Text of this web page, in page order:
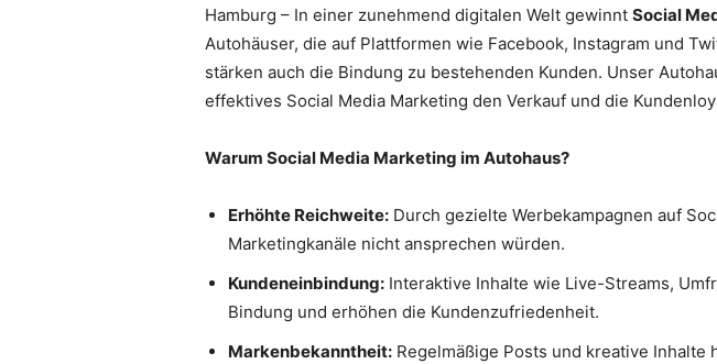
Hamburg – In einer zunehmend digitalen Welt gewinnt Social
Autohäuser, die auf Plattformen wie Facebook, Instagram und
stärken auch die Bindung zu bestehenden Kunden. Unser
effektives Social Media Marketing den Verkauf und die
Warum Social Media Marketing im Autohaus?
Erhöhte Reichweite: Durch gezielte Werbekampagnen auf
Marketingkanäle nicht ansprechen würden.
Kundeneinbindung: Interaktive Inhalte wie Live-Streams,
Bindung und erhöhen die Kundenzufriedenheit.
Markenbekanntheit: Regelmäßige Posts und kreative